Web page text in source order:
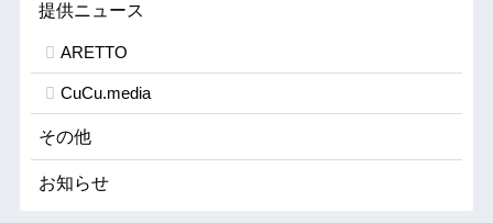
提供ニュース
ARETTO
CuCu.media
その他
お知らせ